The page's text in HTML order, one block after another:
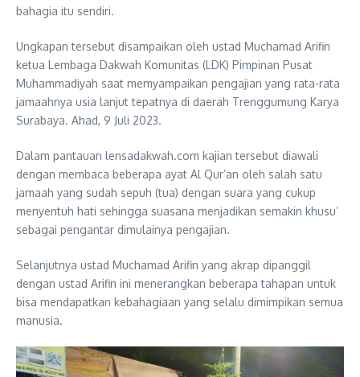
bahagia itu sendiri.
Ungkapan tersebut disampaikan oleh ustad Muchamad Arifin
ketua Lembaga Dakwah Komunitas (LDK) Pimpinan Pusat
Muhammadiyah saat memyampaikan pengajian yang rata-rata
jamaahnya usia lanjut tepatnya di daerah Trenggumung Karya
Surabaya. Ahad, 9 Juli 2023.
Dalam pantauan lensadakwah.com kajian tersebut diawali
dengan membaca beberapa ayat Al Qur’an oleh salah satu
jamaah yang sudah sepuh (tua) dengan suara yang cukup
menyentuh hati sehingga suasana menjadikan semakin khusu’
sebagai pengantar dimulainya pengajian.
Selanjutnya ustad Muchamad Arifin yang akrap dipanggil
dengan ustad Arifin ini menerangkan beberapa tahapan untuk
bisa mendapatkan kebahagiaan yang selalu dimimpikan semua
manusia.